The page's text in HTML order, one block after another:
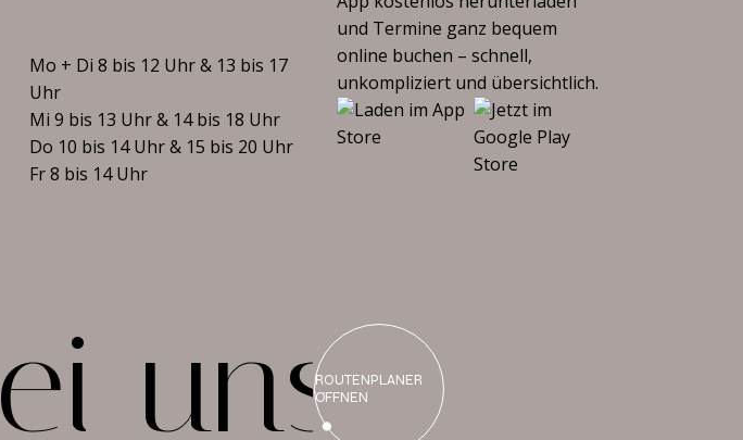
Mo + Di 8 bis 12 Uhr & 13 bis 17
Uhr
Mi 9 bis 13 Uhr & 14 bis 18 Uhr
Do 10 bis 14 Uhr & 15 bis 20 Uhr
Fr 8 bis 14 Uhr
und Termine ganz bequem
online buchen – schnell,
unkompliziert und übersichtlich.
ei unsROUTENPLANER
ÖFFNEN